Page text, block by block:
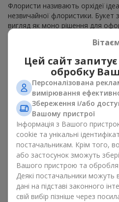
Флористи називають орхідеї
незвичайної флористики. Букет
вигляд як моно рішення для
також як варіант міксу з іншими
виразність у будь-якому
орхідея дозволяє створювати
мінімалістичному або
виглядає ефектно як у
роботах, а її розкішні
елементом композиції букет з
оформлення і сорту рослин
Зважайте на це перш ніж
Кому
Букет з орхідей універсальний і
даруютькоханим жінками,мамі,
подрузі, колезіабобізнес-
купити недорого, а тому
подарунок стає ще більше.
Цей сайт
обробку
Персоналізована
вимірювання
Збереження і/або
Вашому пристрої
Інформація з Вашого
cookie та унікальні
постачальникам. Крім того,
або застосунок зможуть
Вашого пристрою та
Деякі постачальники можуть
дані на підставі законного
свій вибір пізніше через